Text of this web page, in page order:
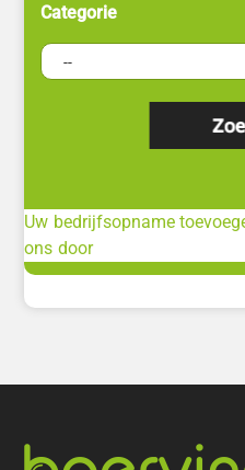
Categorie
Uw bedrijfsopname
ons door